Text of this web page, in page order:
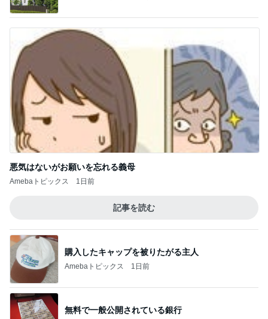
悪気はないがお願いを忘れる義母
Amebaトピックス 1日前
記事を読む
Amebaトピックス 1日前
無料で一般公開されている銀行
Amebaトピックス 1日前
パパに任せた息子の止まらない夜更かし